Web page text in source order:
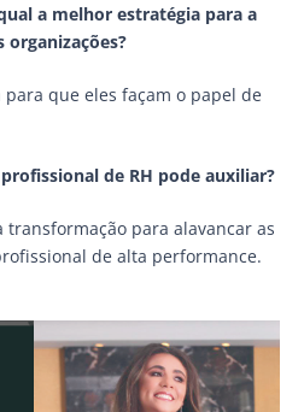
a melhor estratégia para a
organizações?
que eles façam o papel de
de RH pode auxiliar?
para alavancar as
de alta performance.